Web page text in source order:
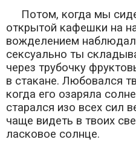
Потом, когда мы
открытой кафешки на
вожделением
сексуально ты
через трубочку
в стакане. Любовался
когда его озаряла
старался изо всех сил
чаще видеть в твоих
ласковое солнце.